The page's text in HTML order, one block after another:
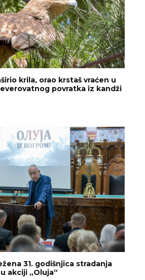
krila, orao krstaš vraćen u
povratka iz kandži
31. godišnjica stradanja
akciji „Oluja“